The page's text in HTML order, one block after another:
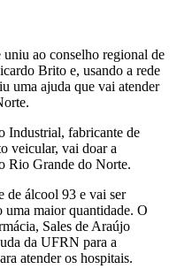
ao conselho regional de
Brito e, usando a rede
uma ajuda que vai atender
Industrial, fabricante de
veicular, vai doar a
Rio Grande do Norte.
de álcool 93 e vai ser
maior quantidade. O
Sales de Araújo
da UFRN para a
atender os hospitais.